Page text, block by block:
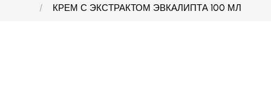
КРЕМ С ЭКСТРАКТОМ ЭВКАЛИПТА 100 МЛ